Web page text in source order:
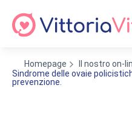
Homepage
Il nostro on-
Sindrome delle ovaie
prevenzione.